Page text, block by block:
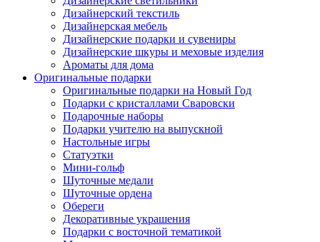
Дизайнерский текстиль
Дизайнерская мебель
Дизайнерские подарки и сувениры
Дизайнерские шкуры и меховые изделия
Ароматы для дома
Оригинальные подарки
Оригинальные подарки на Новый Год
Подарки с кристаллами Сваровски
Подарочные наборы
Подарки учителю на выпускной
Настольные игры
Статуэтки
Мини-гольф
Шуточные медали
Шуточные ордена
Обереги
Декоративные украшения
Подарки с восточной тематикой